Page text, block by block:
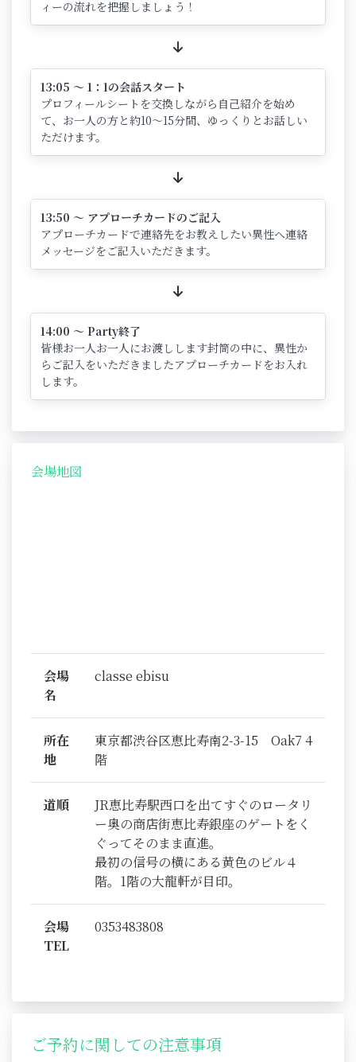
ィーの流れを把握しましょう！
13:05 ～ 1：1の会話スタート
プロフィールシートを交換しながら自己紹介を始め
て、お一人の方と約10～15分間、ゆっくりとお話しい
ただけます。
13:50 ～ アプローチカードのご記入
アプローチカードで連絡先をお教えしたい異性へ連絡
メッセージをご記入いただきます。
14:00 ～ Party終了
皆様お一人お一人にお渡しします封筒の中に、異性か
らご記入をいただきましたアプローチカードをお入れ
します。
会場地図
会場
名
classe ebisu
所在
地
東京都渋谷区恵比寿南2-3-15 Oak7 4
階
道順
JR恵比寿駅西口を出てすぐのロータリ
ー奥の商店街恵比寿銀座のゲートをく
ぐってそのまま直進。
最初の信号の横にある黄色のビル４
階。1階の大龍軒が目印。
会場
TEL
0353483808
ご予約に関しての注意事項